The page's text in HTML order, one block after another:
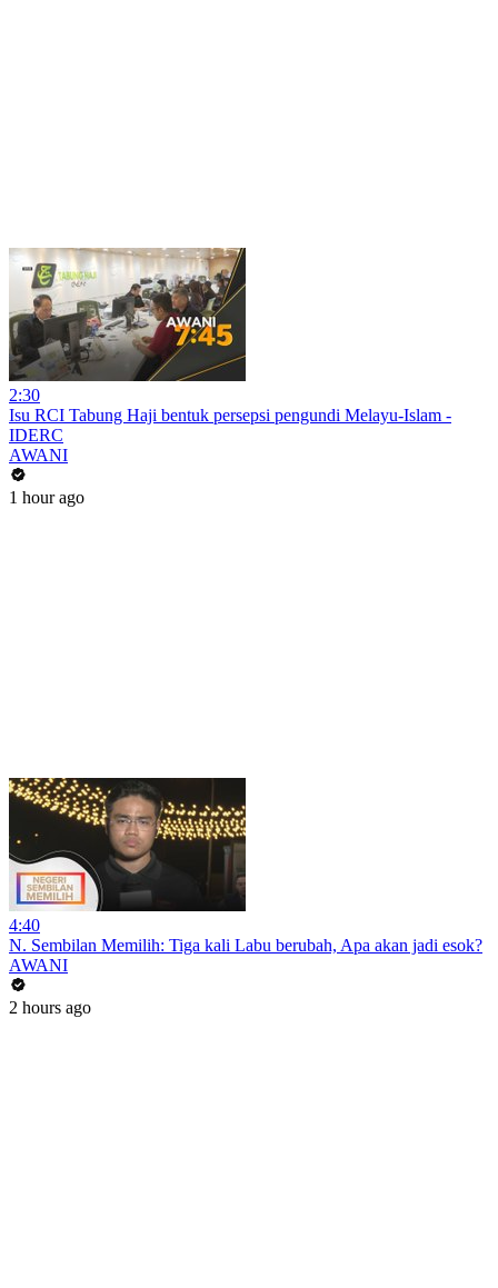
2:30
Isu RCI Tabung Haji bentuk persepsi pengundi Melayu-Islam -
IDERC
AWANI
1 hour ago
4:40
N. Sembilan Memilih: Tiga kali Labu berubah, Apa akan jadi esok?
AWANI
2 hours ago